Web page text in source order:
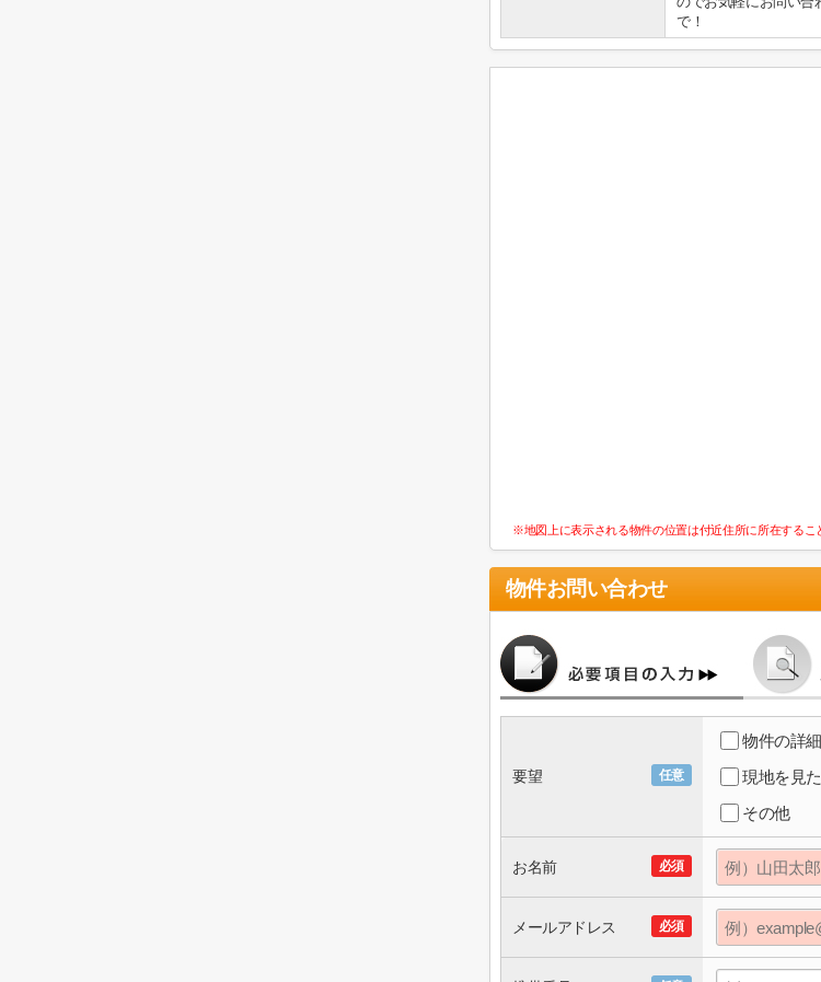
で！
※地図上に表示される物件の位置は付近住所に所在するこ
物件お問い合わせ
任意
要望
物件の詳
現地を見
その他
必須
お名前
必須
メールアドレス